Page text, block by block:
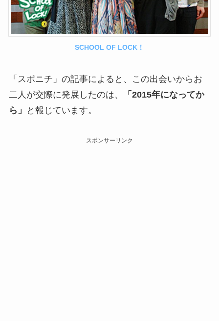
SCHOOL OF LOCK！
「スポニチ」の記事によると、この出会いからお
二人が交際に発展したのは、
「2015年になってか
ら」
と報じています。
スポンサーリンク